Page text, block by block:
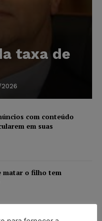
taxa de
com conteúdo
em suas
matar o filho tem
na compra de veículos